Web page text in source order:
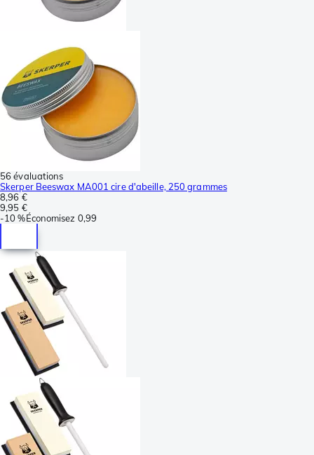
56 évaluations
Skerper Beeswax MA001 cire d'abeille, 250 grammes
8,96 €
9,95 €
-10 %Économisez 0,99